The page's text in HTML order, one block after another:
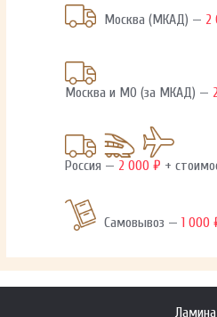
Москва (МКАД) — 2
Москва и МО (за МКАД) —
Россия — 2 000 ₽ +
Самовывоз —1 000